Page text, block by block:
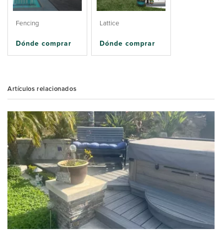
Fencing
Dónde comprar
Lattice
Dónde comprar
Artículos relacionados